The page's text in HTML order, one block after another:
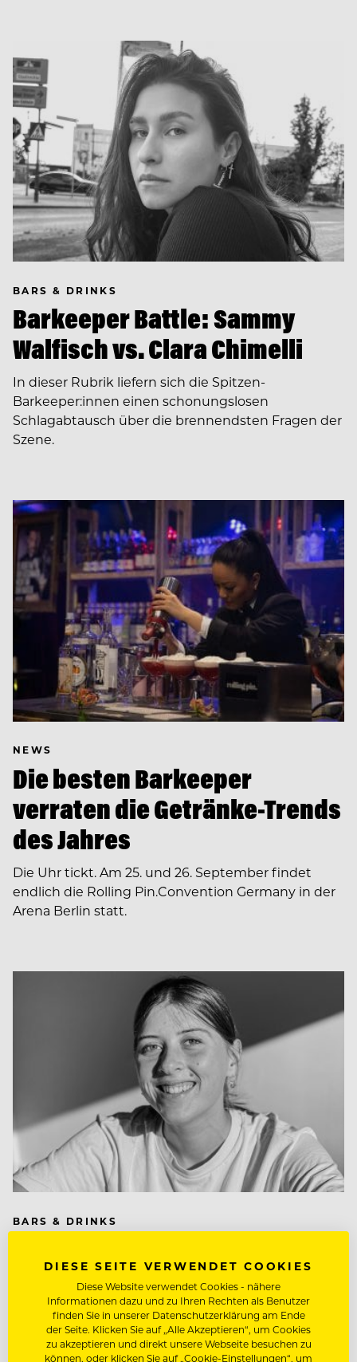
BARS & DRINKS
Barkeeper Battle: Sammy
Walfisch vs. Clara Chimelli
In dieser Rubrik liefern sich die Spitzen-
Barkeeper:innen einen schonungslosen
Schlagabtausch über die brennendsten Fragen der
Szene.
NEWS
Die besten Barkeeper
verraten die Getränke-Trends
des Jahres
Die Uhr tickt. Am 25. und 26. September findet
endlich die Rolling Pin.Convention Germany in der
Arena Berlin statt.
BARS & DRINKS
Rennack vs. Sebastian
Lachinger
Wie wird die Zukunft der Barszene aussehen? In
DIESE SEITE VERWENDET COOKIES
Diese Website verwendet Cookies - nähere
Informationen dazu und zu Ihren Rechten als Benutzer
finden Sie in unserer Datenschutzerklärung am Ende
der Seite. Klicken Sie auf „Alle Akzeptieren“, um Cookies
zu akzeptieren und direkt unsere Webseite besuchen zu
können, oder klicken Sie auf „Cookie-Einstellungen“, um